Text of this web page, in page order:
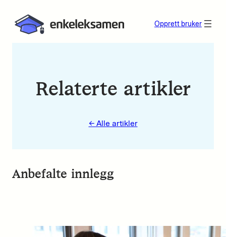
Opprett bruker
Relaterte artikler
← Alle artikler
Anbefalte innlegg